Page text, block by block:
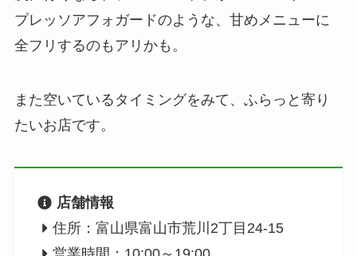
プレッソアフォガードのような、甘めメニューに
全フリするのもアリかも。
また空いているタイミングをみて、ふらっと寄り
たいお店です。
店舗情報
住所：富山県富山市荒川2丁目24-15